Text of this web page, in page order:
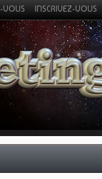
VOUS INSCRIVEZ-VOUS